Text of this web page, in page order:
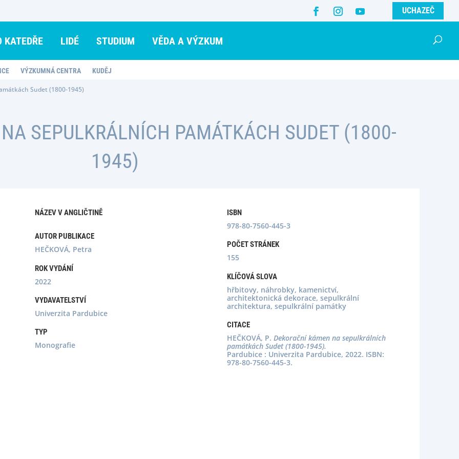
UCHAZEČ
KATEDŘE LIDÉ STUDIUM VĚDA A VÝZKUM
VÝZKUMNÁ CENTRA KUDĚJ
Sudet (1800-1945)
SEPULKRÁLNÍCH PAMÁTKÁCH SUDET (1800-
1945)
NÁZEV V ANGLIČTINĚ
AUTOR PUBLIKACE
HEČKOVÁ, Petra
ROK VYDÁNÍ
2022
VYDAVATELSTVÍ
Univerzita Pardubice
TYP
Monografie
ISBN
978-80-7560-445-3
POČET STRÁNEK
155
KLÍČOVÁ SLOVA
hřbitovy, náhrobky, kamenictví,
architektonická dekorace, sepulkrální
architektura, sepulkrální památky
CITACE
HEČKOVÁ, P. Dekorační kámen na sepulkrálních
památkách Sudet (1800-1945).
Pardubice : Univerzita Pardubice, 2022. ISBN:
978-80-7560-445-3.